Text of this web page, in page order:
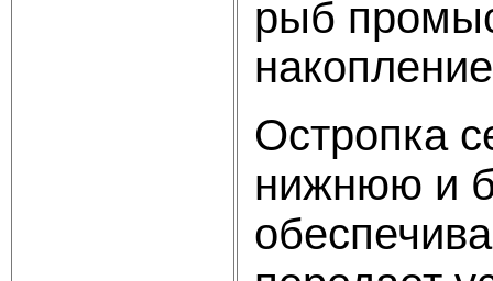
рыб
Остропка
нижнюю и